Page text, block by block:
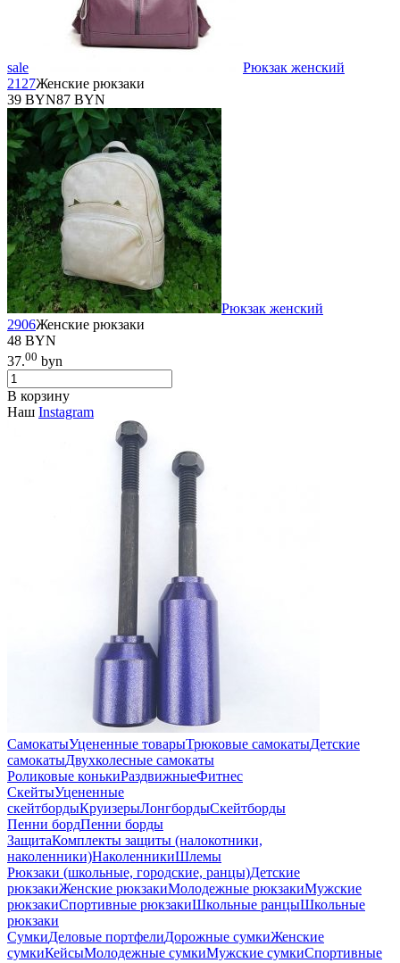
sale
Рюкзак женский
2127Женские рюкзаки
39 BYN87 BYN
Рюкзак женский
2906Женские рюкзаки
48 BYN
37.00 byn
В корзину
Наш Instagram
СамокатыУцененные товарыТрюковые самокатыДетские
самокатыДвухколесные самокаты
Роликовые конькиРаздвижныеФитнес
СкейтыУцененные
скейтбордыКруизерыЛонгбордыСкейтборды
Пенни бордПенни борды
ЗащитаКомплекты защиты (налокотники,
наколенники)НаколенникиШлемы
Рюкзаки (школьные, городские, ранцы)Детские
рюкзакиЖенские рюкзакиМолодежные рюкзакиМужские
рюкзакиСпортивные рюкзакиШкольные ранцыШкольные
рюкзаки
СумкиДеловые портфелиДорожные сумкиЖенские
сумкиКейсыМолодежные сумкиМужские сумкиСпортивные